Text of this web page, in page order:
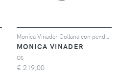
MONICA VINADER
OS
€ 219,00